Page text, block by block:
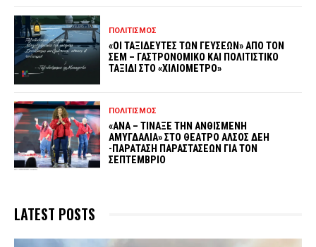
ΠΟΛΙΤΙΣΜΟΣ
«ΟΙ ΤΑΞΙΔΕΥΤΕΣ ΤΩΝ ΓΕΥΣΕΩΝ» ΑΠΟ ΤΟΝ
ΣΕΜ – ΓΑΣΤΡΟΝΟΜΙΚΟ ΚΑΙ ΠΟΛΙΤΙΣΤΙΚΟ
ΤΑΞΙΔΙ ΣΤΟ «ΧΙΛΙΟΜΕΤΡΟ»
ΠΟΛΙΤΙΣΜΟΣ
«ΑΝΑ – ΤΙΝΑΞΕ ΤΗΝ ΑΝΘΙΣΜΕΝΗ
ΑΜΥΓΔΑΛΙΑ» ΣΤΟ ΘΕΑΤΡΟ ΑΛΣΟΣ ΔΕΗ
-ΠΑΡΑΤΑΣΗ ΠΑΡΑΣΤΑΣΕΩΝ ΓΙΑ ΤΟΝ
ΣΕΠΤΕΜΒΡΙΟ
LATEST POSTS